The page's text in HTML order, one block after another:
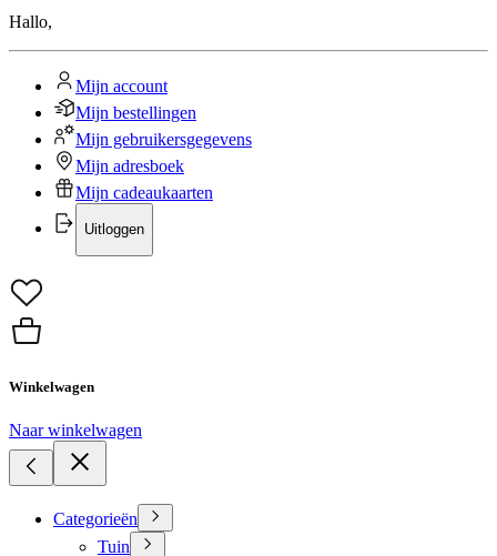
Hallo,
Mijn account
Mijn bestellingen
Mijn gebruikersgegevens
Mijn adresboek
Mijn cadeaukaarten
Uitloggen
Winkelwagen
Naar winkelwagen
Categorieën
Tuin